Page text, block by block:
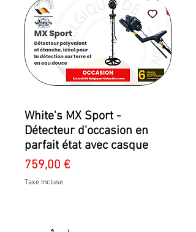
White's MX Sport -
Détecteur d'occasion en
parfait état avec casque
759,00 €Prix
Taxe Incluse